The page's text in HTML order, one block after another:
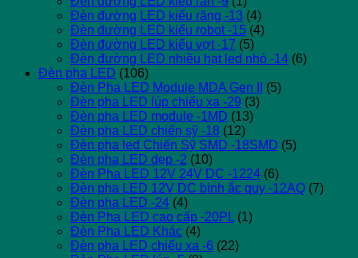
Đèn đường LED kiểu răng -13 (4)
Đèn đường LED kiểu robot -15 (4)
Đèn đường LED kiểu vợt -17 (5)
Đèn đường LED nhiều hạt led nhỏ -14 (6)
Đèn pha LED (106)
Đèn Pha LED Module MDA Gen II
(5)
Đèn pha LED lúp chiếu xa -29 (3)
Đèn pha LED module -1MD (13)
Đèn pha LED chiến sỹ -18 (12)
Đèn pha led Chiến Sỹ SMD -18SMD (5)
Đèn pha LED dẹp -2 (10)
Đèn Pha LED 12V 24V DC -1224 (6)
Đèn pha LED 12V DC bình ắc quy -12AQ (7)
Đèn pha LED -24 (4)
Đèn Pha LED cao cấp -20PL (1)
Đèn Pha LED Khác (4)
Đèn pha LED chiếu xa -6 (22)